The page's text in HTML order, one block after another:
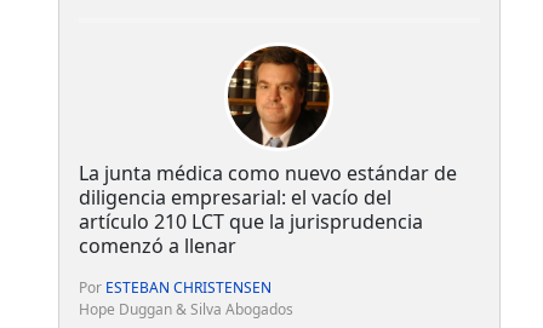
La junta médica como nuevo estándar de
diligencia empresarial: el vacío del
artículo 210 LCT que la jurisprudencia
comenzó a llenar
Por ESTEBAN CHRISTENSEN
Hope Duggan & Silva Abogados